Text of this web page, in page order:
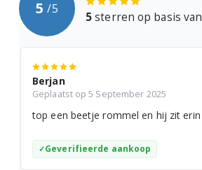
5 /5
5sterren op basis van
Berjan
Geplaatst op 5 September 2025
top een beetje rommel en hij zit erin
Geverifieerde aankoop